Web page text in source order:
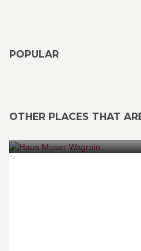
POPULAR
OTHER PLACES THAT